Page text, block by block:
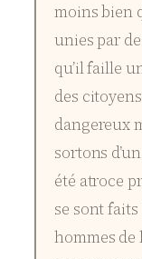
moins bien
unies par
qu’il faille
des
dangereux
sortons
été atroce
se sont
hommes de